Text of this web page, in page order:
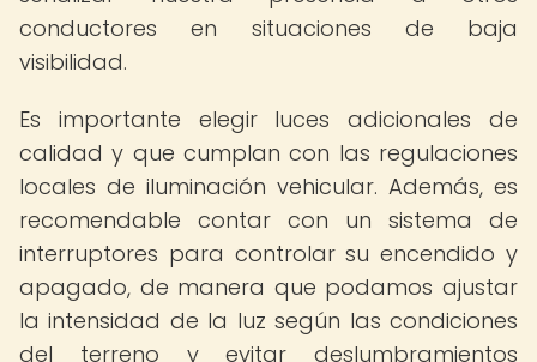
conductores en situaciones de baja
visibilidad.
Es importante elegir luces adicionales de
calidad y que cumplan con las regulaciones
locales de iluminación vehicular. Además, es
recomendable contar con un sistema de
interruptores para controlar su encendido y
apagado, de manera que podamos ajustar
la intensidad de la luz según las condiciones
del terreno y evitar deslumbramientos